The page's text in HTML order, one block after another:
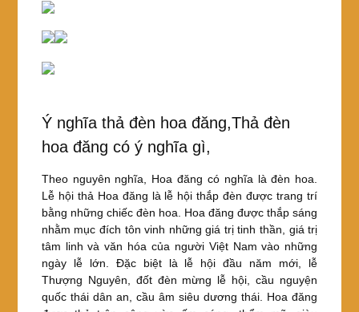
Ý nghĩa thả đèn hoa đăng,Thả đèn
hoa đăng có ý nghĩa gì,
Theo nguyên nghĩa, Hoa đăng có nghĩa là đèn hoa.
Lễ hội thả Hoa đăng là lễ hội thắp đèn được trang trí
bằng những chiếc đèn hoa. Hoa đăng được thắp sáng
nhằm mục đích tôn vinh những giá trị tinh thần, giá trị
tâm linh và văn hóa của người Việt Nam vào những
ngày lễ lớn. Đặc biệt là lễ hội đầu năm mới, lễ
Thượng Nguyên, đốt đèn mừng lễ hội, cầu nguyện
quốc thái dân an, cầu âm siêu dương thái. Hoa đăng